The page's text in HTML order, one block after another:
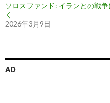
ソロスファンド: イランとの戦
く
2026年3月9日
AD